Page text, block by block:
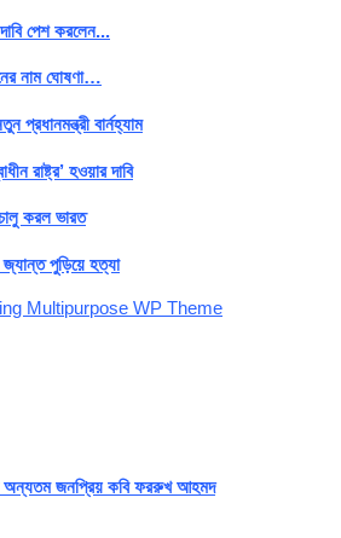
পেশ করলেন...
নাম ঘোষণা…
প্রধানমন্ত্রী বার্নহ্যাম
রাষ্ট্র’ হওয়ার দাবি
চালু করল ভারত
জ্যান্ত পুড়িয়ে হত্যা
অন্যতম জনপ্রিয় কবি ফররুখ আহমদ